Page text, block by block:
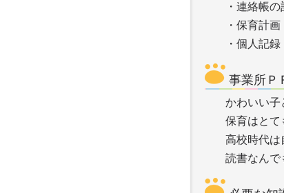
・連絡帳
・保育計
・個人記録
事業所Ｐ
かわいい子
保育はとて
高校時代は
読書なんで